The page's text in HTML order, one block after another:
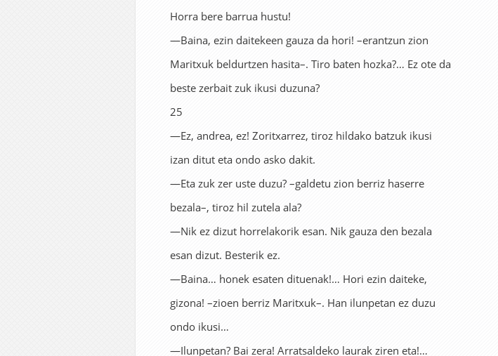
Horra bere barrua hustu!
—Baina, ezin daitekeen gauza da hori! –erantzun zion
Maritxuk beldurtzen hasita–. Tiro baten hozka?… Ez ote da
beste zerbait zuk ikusi duzuna?
25
—Ez, andrea, ez! Zoritxarrez, tiroz hildako batzuk ikusi
izan ditut eta ondo asko dakit.
—Eta zuk zer uste duzu? –galdetu zion berriz haserre
bezala–, tiroz hil zutela ala?
—Nik ez dizut horrelakorik esan. Nik gauza den bezala
esan dizut. Besterik ez.
—Baina… honek esaten dituenak!… Hori ezin daiteke,
gizona! –zioen berriz Maritxuk–. Han ilunpetan ez duzu
ondo ikusi…
—Ilunpetan? Bai zera! Arratsaldeko laurak ziren eta!…